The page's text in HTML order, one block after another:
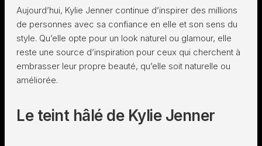
Aujourd’hui, Kylie Jenner continue d’inspirer des millions
de personnes avec sa confiance en elle et son sens du
style. Qu’elle opte pour un look naturel ou glamour, elle
reste une source d’inspiration pour ceux qui cherchent à
embrasser leur propre beauté, qu’elle soit naturelle ou
améliorée.
Le teint hâlé de Kylie Jenner